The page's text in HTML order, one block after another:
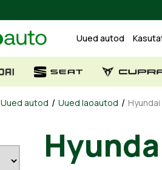
Uued autod
Uued autod / Uued laoautod / Hyundai